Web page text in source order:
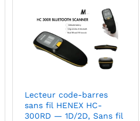
Lecteur code-barres
sans fil HENEX HC-
300RD — 1D/2D, Sans fil